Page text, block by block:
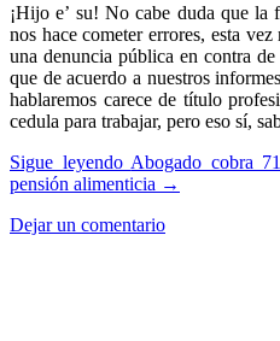
¡Hijo e’ su! No cabe duda que
nos hace cometer errores, esta
una denuncia pública en contra
que de acuerdo a nuestros
hablaremos carece de título
cedula para trabajar, pero eso sí,
Sigue leyendo Abogado cobra
pensión alimenticia →
Dejar un comentario